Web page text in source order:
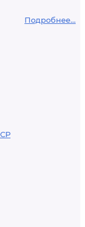
Подробнее...